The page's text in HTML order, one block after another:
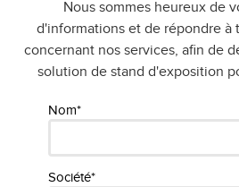
Nous sommes heureux de
d'informations et de répondre à
concernant nos services, afin de
solution de stand d'exposition
Nom*
Société*